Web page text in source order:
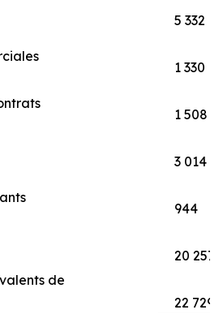
5 332
1 330
1 508
3 014
944
20 257
de
22 729